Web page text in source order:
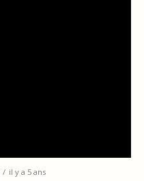
il y a 5 ans